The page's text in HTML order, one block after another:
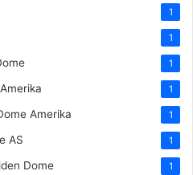
1
1
1
1
Amerika 1
AS 1
Dome 1